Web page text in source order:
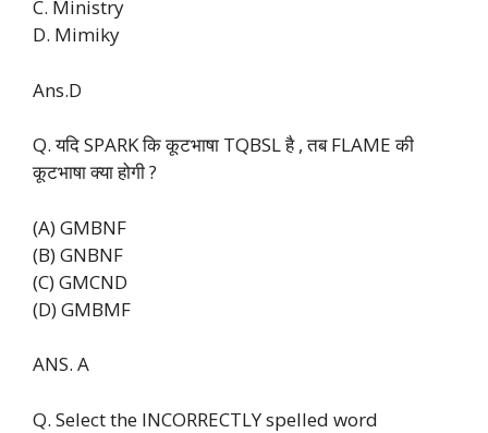
C. Ministry
D. Mimiky
Ans.D
Q. यदि SPARK कि कूटभाषा TQBSL है , तब FLAME की
कूटभाषा क्या होगी ?
(A) GMBNF
(B) GNBNF
(C) GMCND
(D) GMBMF
ANS. A
Q. Select the INCORRECTLY spelled word